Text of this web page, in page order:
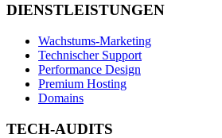
DIENSTLEISTUNGEN
Wachstums-Marketing
Technischer Support
Performance Design
Premium Hosting
Domains
TECH-AUDITS